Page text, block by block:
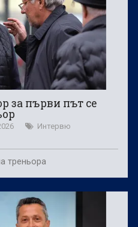
за първи път се
Интервю
треньора